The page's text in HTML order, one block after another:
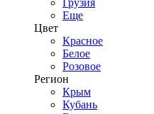
Грузия
Еще
Цвет
Красное
Белое
Розовое
Регион
Крым
Кубань